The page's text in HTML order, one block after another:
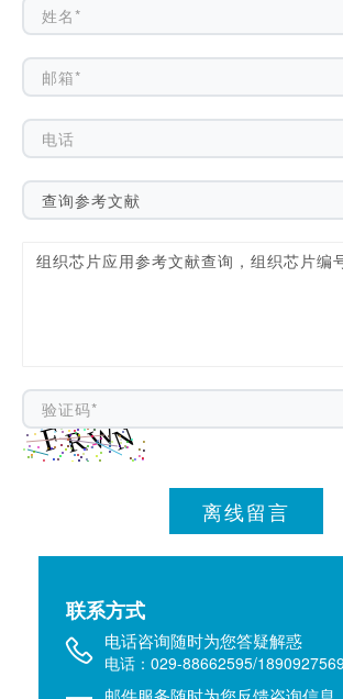
离线留言
联系方式
电话咨询随时为您答疑解惑
电话：029-88662595/